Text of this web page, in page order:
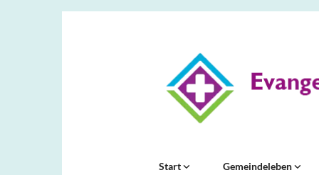
Start Gemeindeleben